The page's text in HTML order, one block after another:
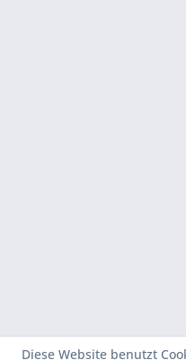
Diese Website benutzt